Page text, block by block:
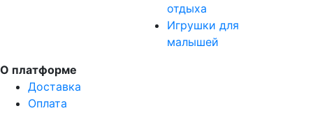
отдыха
Игрушки для
малышей
О платформе
Доставка
Оплата